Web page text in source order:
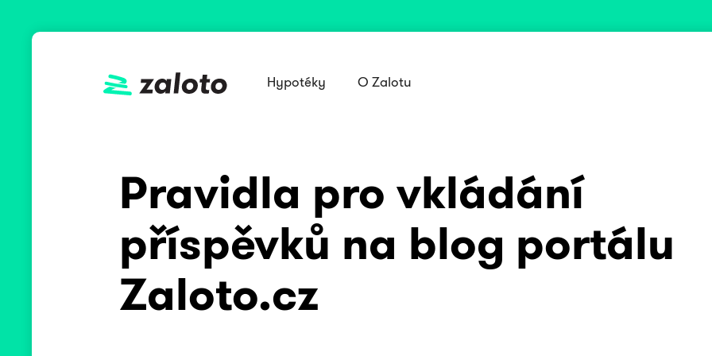
Hypotéky O Zalotu
Pravidla pro vkládání
příspěvků na blog portálu
Zaloto.cz